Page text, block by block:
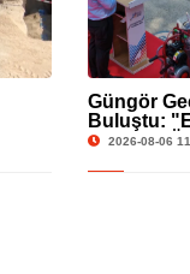
Güngör
Buluştu:
Çözümü
2026-08-06